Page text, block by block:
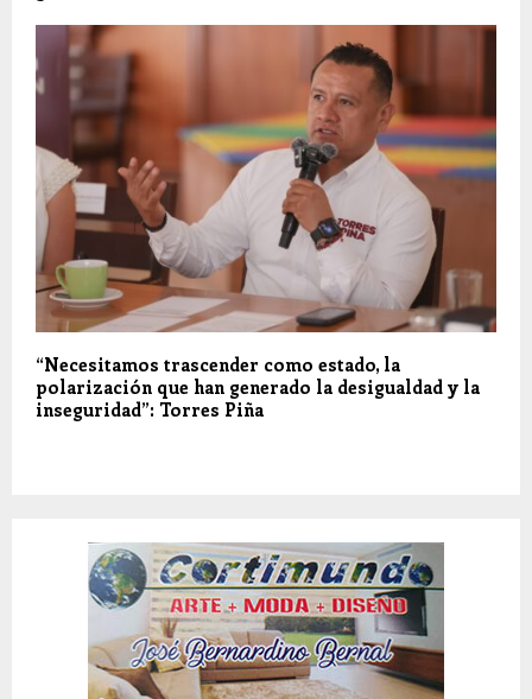
“Necesitamos trascender como estado, la
polarización que han generado la desigualdad y la
inseguridad”: Torres Piña